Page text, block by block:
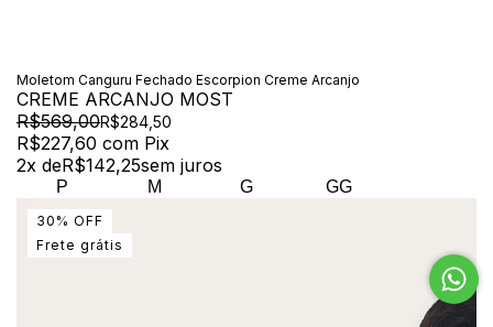
Moletom Canguru Fechado Escorpion Creme Arcanjo
CREME ARCANJO MOST
R$569,00R$284,50
R$227,60 com Pix
2x deR$142,25sem juros
P M G GG
30 % OFF
Frete grátis